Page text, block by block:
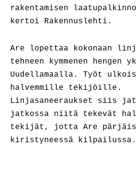
rakentamisen
kertoi Rakennuslehti.
Are lopettaa kokonaan
tehneen kymmenen hengen
Uudellamaalla. Työt
halvemmille tekijöille.
Linjasaneeraukset siis
jatkossa niitä tekevät
tekijät, jotta Are pärjäisi
kiristyneessä kilpailussa.